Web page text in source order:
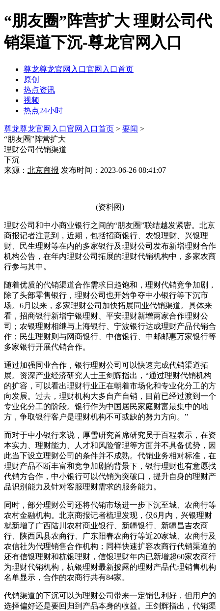
“朋友圈”阵营扩大 理财公司代
销渠道下沉-尊龙官网入口
尊龙尊龙官网入口官网入口首页
原创
热点资讯
视频
热点24小时
尊龙尊龙官网入口官网入口首页 > 要闻 >
“朋友圈”阵营扩大
理财公司代销渠道
下沉
来源： 北京商报 发布时间：2023-06-26 08:41:07
(资料图)
理财公司和中小商业银行之间的“朋友圈”联结越发紧密。北京
商报记者注意到，近期，包括招商银行、农银理财、兴银理
财、民生理财等在内的多家银行及理财公司发布新增理财合作
机构公告，在年内理财公司拓展的理财代销机构中，多家农商
行参与其中。
随着优质的代销渠道合作需求日趋饱和，理财代销竞争加剧，
除了头部零售银行，理财公司也开始争夺中小银行等下沉市
场。6月以来，多家理财公司加快拓展同业代销渠道。具体来
看，招商银行新增宁银理财、平安理财新增两家合作理财公
司；农银理财相继与上海银行、宁波银行达成理财产品代销合
作；民生理财则与网商银行、中信银行、中邮邮惠万家银行等
多家银行开展代销合作。
通过加强同业合作，银行理财公司可以快速完成代销渠道拓
展。资深产业经济研究人士王剑辉指出，“通过理财代销机构
的扩容，可以看出理财行业正在朝着市场化和专业化分工的方
向发展。过去，理财机构大多自产自销，目前已经过渡到一个
专业化分工的阶段。银行作为中国居民家庭财富最集中的地
方，争取银行客户是理财机构不可或缺的努力方向。”
而对于中小银行来说，厚雪研究首席研究员于百程表示，在资
本实力、理财能力、人才和风险管理等方面并不具备优势，因
此当下设立理财公司的条件并不成熟。代销业务相对标准，在
理财产品不断丰富和竞争加剧的背景下，银行理财也有意愿找
代销方合作，中小银行可以代销为突破口，提升自身的理财产
品识别能力及针对客服理财需求的服务能力。
同时，部分理财公司还将代销市场进一步下沉至城、农商行等
农村金融机构。北京商报记者梳理发现，仅6月内，兴银理财
就新增了广西陆川农村商业银行、新疆银行、新疆昌吉农商
行、陕西凤县农商行、广东阳春农商行等近20家城、农商行及
农信社为代理销售合作机构；同样快速扩容农商行代销渠道的
还有信银理财和杭银理财，信银理财年内已新增超60家农商行
为理财代销机构，杭银理财最新披露的理财产品代理销售机构
名单显示，合作的农商行共有84家。
代销渠道的下沉可以为理财公司带来一定销售利好，但用户的
选择偏好还是要回归到产品本身的收益。王剑辉指出，代销渠